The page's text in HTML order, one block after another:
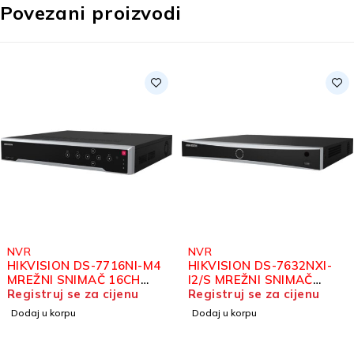
Povezani proizvodi
DS-7716NI-M4
SNIMAČ 16CH
se za cijenu
u korpu
NVR
HIKVISION DS-7632NXI-
I2/S MREŽNI SNIMAČ
32KANALNI
Registruj se za cijenu
Dodaj u korpu